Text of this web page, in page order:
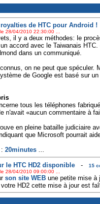
de HTC pour Android !
28/04/2010 22:30:00 ...
il y a deux méthodes: le
accord avec le Taiwanais
dans un communiqué.
on ne peut que
de Google est basé sur
tous les téléphones
n'avait «aucun commentaire à
en pleine bataille judiciaire
que Microsoft pourrait
20minutes...
le HTC HD2 disponible-
15
28/04/2010 09:00:00 ...
son site WEBune petite mise à
HD2 cette mise à jour est